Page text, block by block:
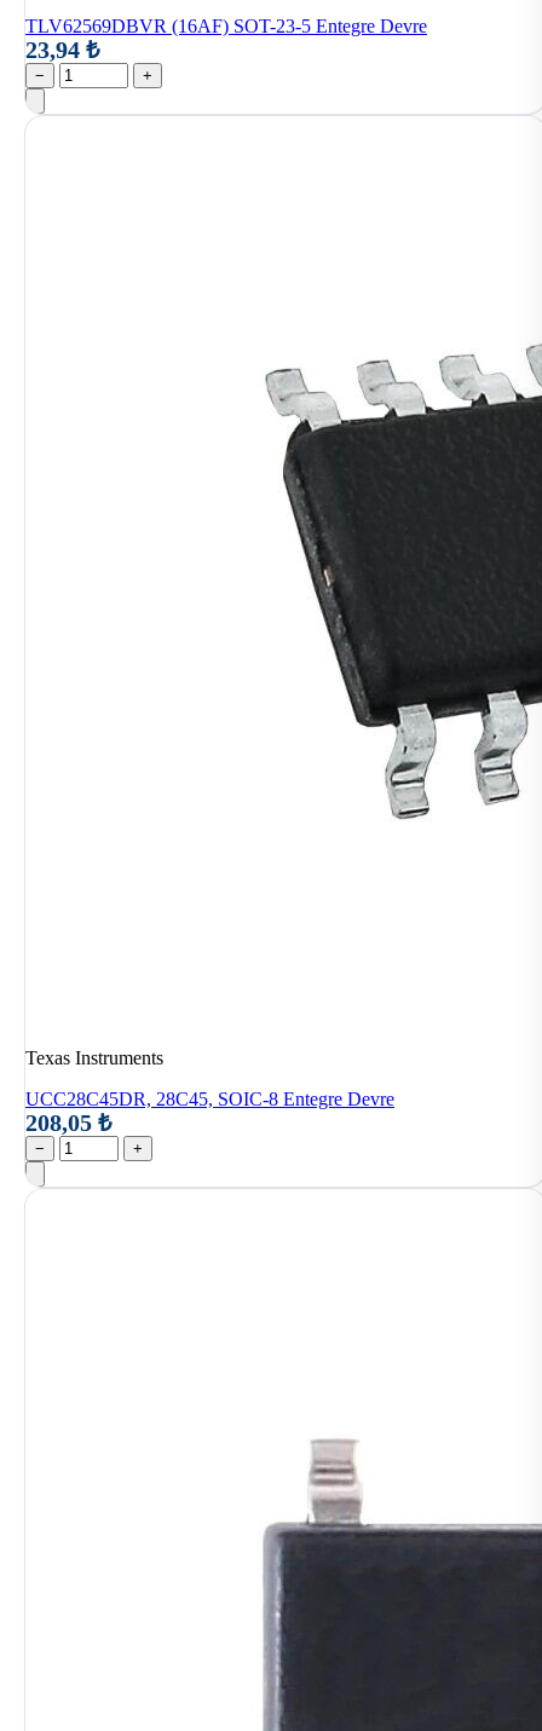
TLV62569DBVR (16AF) SOT-23-5 Entegre Devre
23,94 ₺
− +
Texas Instruments
UCC28C45DR, 28C45, SOIC-8 Entegre Devre
208,05 ₺
− +